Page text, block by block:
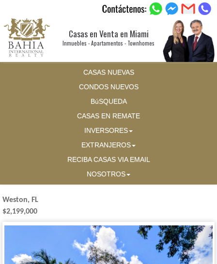
Casas en Venta en Miami
Inmuebles - Apartamentos - Townhomes
CASAS NUEVAS
CONDOS NUEVOS
BúSQUEDA
CASAS EN REMATE
INVERSORES
EXTRANJEROS
RECIBA CASAS VIA EMAIL
NOSOTROS
Weston, FL
$2,199,000